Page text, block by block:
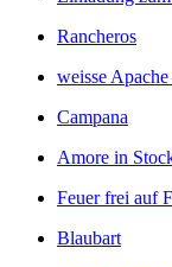
Rancheros
weisse
Campana
Amore in
Feuer frei auf
Blaubart